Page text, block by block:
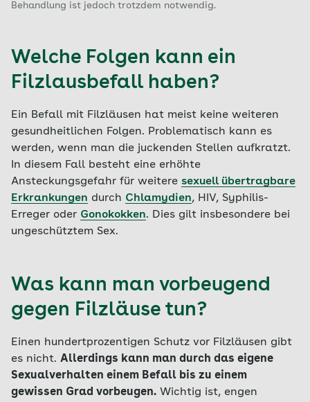
Behandlung ist jedoch trotzdem notwendig.
Welche Folgen kann ein
Filzlausbefall haben?
Ein Befall mit Filzläusen hat meist keine weiteren
gesundheitlichen Folgen. Problematisch kann es
werden, wenn man die juckenden Stellen aufkratzt.
In diesem Fall besteht eine erhöhte
Ansteckungsgefahr für weitere sexuell übertragbare
Erkrankungen durch Chlamydien, HIV, Syphilis-
Erreger oder Gonokokken. Dies gilt insbesondere bei
ungeschütztem Sex.
Was kann man vorbeugend
gegen Filzläuse tun?
Einen hundertprozentigen Schutz vor Filzläusen gibt
es nicht. Allerdings kann man durch das eigene
Sexualverhalten einem Befall bis zu einem
gewissen Grad vorbeugen. Wichtig ist, engen